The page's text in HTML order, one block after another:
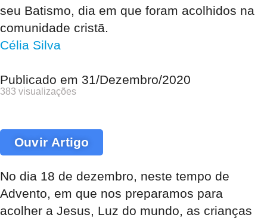
seu Batismo, dia em que foram acolhidos na
comunidade cristã.
Célia Silva
Publicado em 31/Dezembro/2020
383 visualizações
Ouvir Artigo
No dia 18 de dezembro, neste tempo de
Advento, em que nos preparamos para
acolher a Jesus, Luz do mundo, as crianças